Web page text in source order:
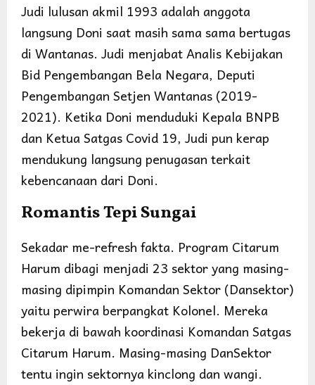
Judi lulusan akmil 1993 adalah anggota
langsung Doni saat masih sama sama bertugas
di Wantanas. Judi menjabat Analis Kebijakan
Bid Pengembangan Bela Negara, Deputi
Pengembangan Setjen Wantanas (2019-
2021). Ketika Doni menduduki Kepala BNPB
dan Ketua Satgas Covid 19, Judi pun kerap
mendukung langsung penugasan terkait
kebencanaan dari Doni.
Romantis Tepi Sungai
Sekadar me-refresh fakta. Program Citarum
Harum dibagi menjadi 23 sektor yang masing-
masing dipimpin Komandan Sektor (Dansektor)
yaitu perwira berpangkat Kolonel. Mereka
bekerja di bawah koordinasi Komandan Satgas
Citarum Harum. Masing-masing DanSektor
tentu ingin sektornya kinclong dan wangi.